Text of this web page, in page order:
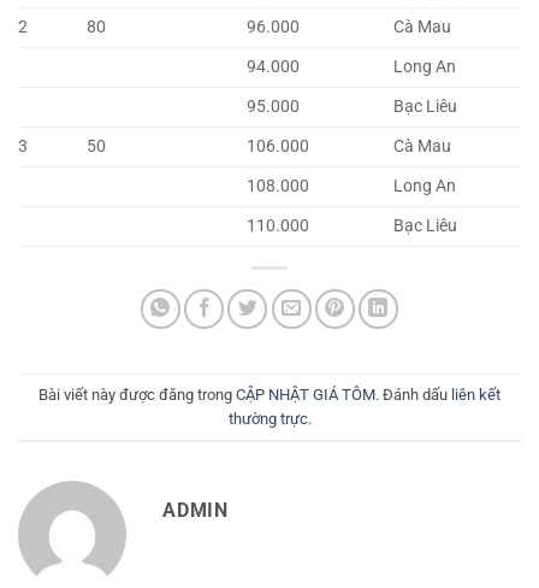
2
80 96.000
Cà Mau
94.000
Long An
95.000
Bạc Liêu
3
50 106.000
Cà Mau
108.000
Long An
110.000
Bạc Liêu
Bài viết này được đăng trong CẬP NHẬT GIÁ TÔM. Đánh dấu liên kết
thường trực.
ADMIN